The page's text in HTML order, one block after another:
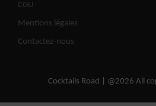
CGU
Mentions légales
Contactez-nous
Cocktails Road | @2026 All